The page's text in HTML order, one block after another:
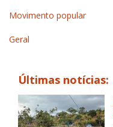
Movimento popular
Geral
Últimas notícias: